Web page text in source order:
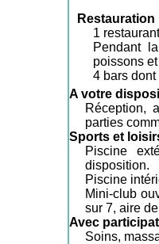
Restauration
1
Pendant
poissons
4 bars
A votre
Réception,
parties
Sports et
Piscine
disposition.
Piscine
Mini-club
sur 7, aire
Avec
Soins,